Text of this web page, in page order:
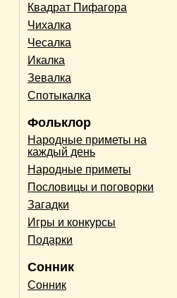
Квадрат Пифагора
Чихалка
Чесалка
Икалка
Зевалка
Спотыкалка
Фольклор
Народные приметы на
каждый день
Народные приметы
Пословицы и поговорки
Загадки
Игры и конкурсы
Подарки
Сонник
Сонник